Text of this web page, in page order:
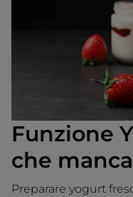
Funzione
che
Preparare yogurt